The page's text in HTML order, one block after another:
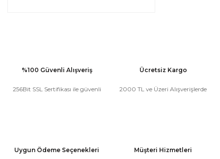
%100 Güvenli Alışveriş
256Bit SSL Sertifikası ile güvenli
Ücretsiz Kargo
2000 TL ve Üzeri Alışverişlerde
Uygun Ödeme Seçenekleri Müşteri Hizmetleri